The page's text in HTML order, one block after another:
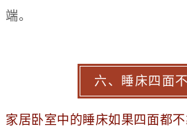
端。
六、睡床四面
家居卧室中的睡床如果四面都不